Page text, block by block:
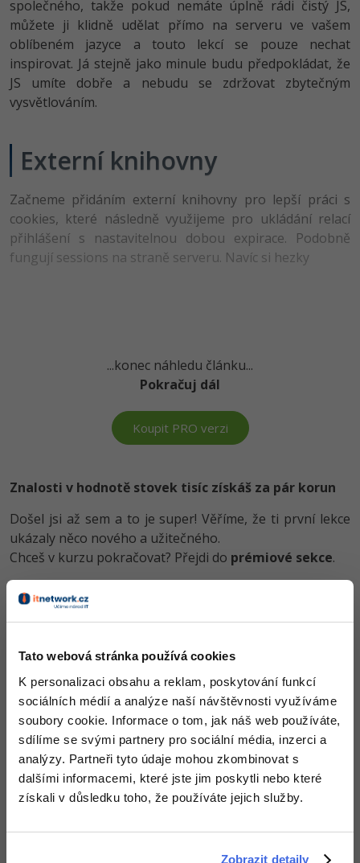
Tato webová stránka používá cookies
K personalizaci obsahu a reklam, poskytování funkcí
sociálních médií a analýze naší návštěvnosti využíváme
soubory cookie. Informace o tom, jak náš web používáte,
sdílíme se svými partnery pro sociální média, inzerci a
analýzy. Partneři tyto údaje mohou zkombinovat s
dalšími informacemi, které jste jim poskytli nebo které
získali v důsledku toho, že používáte jejich služby.
Zobrazit detaily
ASP.NET MVC
Django
MySQL/MariaDB
MS-SQL
SQLite
Grafik / UX/UI návrhář
3D grafik
Projektový manažer
Copywriter
WordPress specialista
SEO specialista
C -80%
VB.NET
SQL
Algoritmy -41%
Umělá inteligence (AI) -10%
Pro děti
Kurzy e-commerce
Datová analýza
Digitální gramotnost
Marketing -30%
WordPress
SEO
Kryptoměny -25%
Copywriting -30%
MS Office -80%
Kurzy designu
HTML/CSS -80%
Photoshop
Adobe Illustrator -80%
Adobe Lightroom -30%
Adobe XD
-25%
Blender -80%
Inkscape
Fotografování -80%
Blog
Kariéra
Pro firmy
společného, takže pokud nemáte úplně rádi čistý JS,
můžete ji klidně udělat přímo na serveru ve vašem
oblíbeném jazyce a touto lekcí se pouze nechat
inspirovat. Já stejně jako minule budu předpokládat, že
JS umíte dobře a nebudu se zdržovat zbytečným
vysvětlováním.
Externí knihovny
Začneme přidáním externí knihovny pro lepší práci s
cookies, které následně využijeme pro ukládání relací
přihlášení s nastavitelnou dobou expirace. Podobně
fungují sessions na straně serveru. Navíc si hezky
...konec náhledu článku...
Pokračuj dál
Koupit PRO verzi
Znalosti v hodnotě stovek tisíc získáš za pár korun
Došel jsi až sem a to je super! Věříme, že ti první lekce
ukázaly něco nového a užitečného.
Chceš v kurzu pokračovat? Přejdi do prémiové sekce.
Před koupí tohoto článku je třeba
souhlasíš sesmluvními podmínkami.
Co od nás v dalších lekcích dostaneš?
Přístup k jednotlivým lekcím dle způsobu pořízení.
Kvalitní znalostiv oblasti IT.
Dovednosti, které ti pomohou získat vysněnou a
dobře placenou práci.